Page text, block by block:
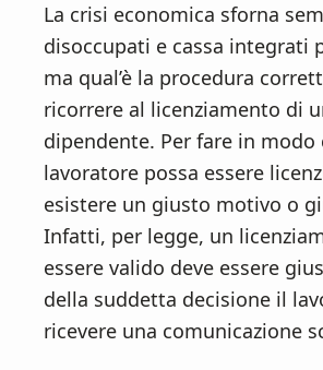
c
o
n
t
e
n
t
a
r
y
s
i
d
e
b
a
r
e
r
e
b
o
o
k
itt
er
er
es
t
ai
l
n
di
vi
di
La crisi economica sforna
disoccupati e cassa integrati
ma qual’è la procedura
ricorrere al licenziamento di
dipendente. Per fare in modo
lavoratore possa essere
esistere un giusto motivo o
Infatti, per legge, un
essere valido deve essere
della suddetta decisione il
ricevere una comunicazione